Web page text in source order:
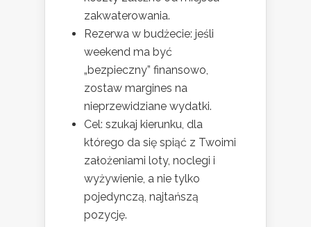
zakwaterowania.
Rezerwa w budżecie: jeśli
weekend ma być
„bezpieczny” finansowo,
zostaw margines na
nieprzewidziane wydatki.
Cel: szukaj kierunku, dla
którego da się spiąć z Twoimi
założeniami loty, noclegi i
wyżywienie, a nie tylko
pojedynczą, najtańszą
pozycję.